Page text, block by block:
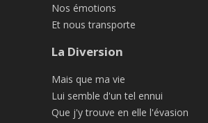
Nos émotions
Et nous transporte
La Diversion
Mais que ma vie
Lui semble d'un tel ennui
Que j'y trouve en elle l'évasion